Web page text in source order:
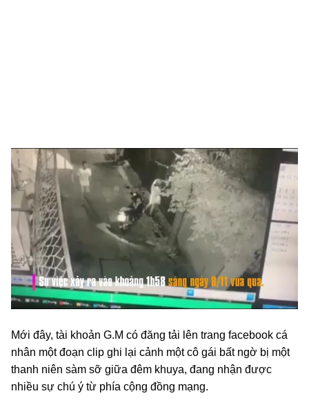
Mới đây, tài khoản G.M có đăng tải lên trang facebook cá
nhân một đoạn clip ghi lại cảnh một cô gái bất ngờ bị một
thanh niên sàm sỡ giữa đêm khuya, đang nhận được
nhiều sự chú ý từ phía cộng đồng mạng.